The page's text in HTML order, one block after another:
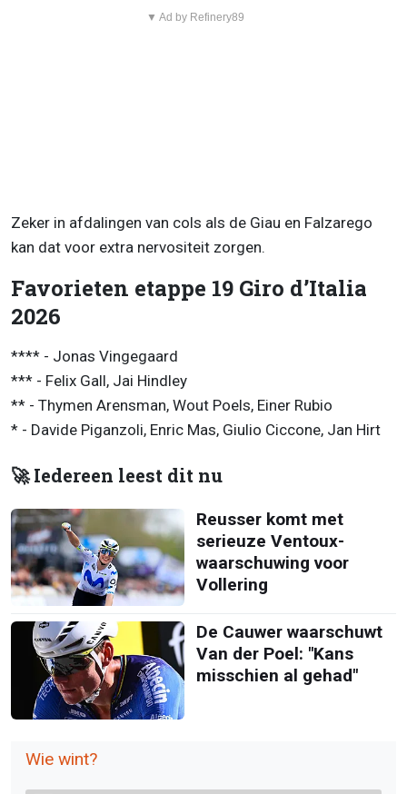
▼ Ad by Refinery89
Zeker in afdalingen van cols als de Giau en Falzarego
kan dat voor extra nervositeit zorgen.
Favorieten etappe 19 Giro d’Italia
2026
**** - Jonas Vingegaard
*** - Felix Gall, Jai Hindley
** - Thymen Arensman, Wout Poels, Einer Rubio
* - Davide Piganzoli, Enric Mas, Giulio Ciccone, Jan Hirt
🚀 Iedereen leest dit nu
Reusser komt met
serieuze Ventoux-
waarschuwing voor
Vollering
De Cauwer waarschuwt
Van der Poel: "Kans
misschien al gehad"
Wie wint?